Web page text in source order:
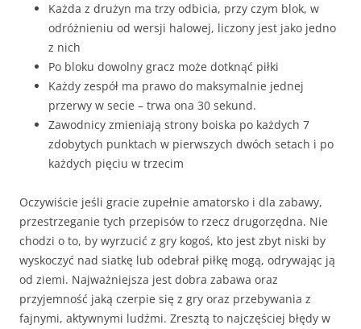
Każda z drużyn ma trzy odbicia, przy czym blok, w
odróżnieniu od wersji halowej, liczony jest jako jedno
z nich
Po bloku dowolny gracz może dotknąć piłki
Każdy zespół ma prawo do maksymalnie jednej
przerwy w secie – trwa ona 30 sekund.
Zawodnicy zmieniają strony boiska po każdych 7
zdobytych punktach w pierwszych dwóch setach i po
każdych pięciu w trzecim
Oczywiście jeśli gracie zupełnie amatorsko i dla zabawy,
przestrzeganie tych przepisów to rzecz drugorzędna. Nie
chodzi o to, by wyrzucić z gry kogoś, kto jest zbyt niski by
wyskoczyć nad siatkę lub odebrał piłkę mogą, odrywając ją
od ziemi. Najważniejsza jest dobra zabawa oraz
przyjemność jaką czerpie się z gry oraz przebywania z
fajnymi, aktywnymi ludźmi. Zresztą to najczęściej błędy w